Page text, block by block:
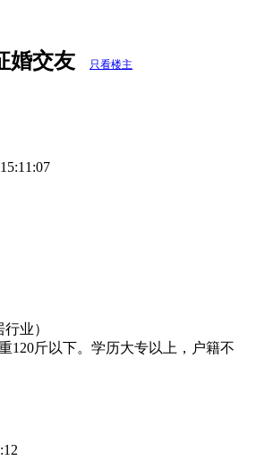
婚交友 只看楼主
业）
120斤以下。学历大专以上，户籍不